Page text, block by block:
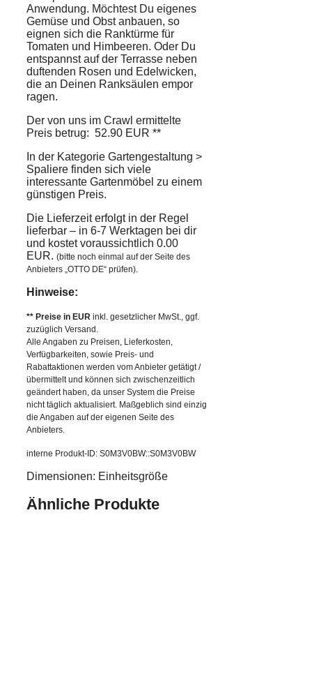
Anwendung. Möchtest Du eigenes
Gemüse und Obst anbauen, so
eignen sich die Ranktürme für
Tomaten und Himbeeren. Oder Du
entspannst auf der Terrasse neben
duftenden Rosen und Edelwicken,
die an Deinen Ranksäulen empor
ragen.
Der von uns im Crawl ermittelte
Preis betrug: 52.90 EUR **
In der Kategorie Gartengestaltung >
Spaliere finden sich viele
interessante Gartenmöbel zu einem
günstigen Preis.
Die Lieferzeit erfolgt in der Regel
lieferbar – in 6-7 Werktagen bei dir
und kostet voraussichtlich 0.00
EUR. (bitte noch einmal auf der Seite des
Anbieters „OTTO DE“ prüfen).
Hinweise:
** Preise in EUR inkl. gesetzlicher MwSt., ggf.
zuzüglich Versand.
Alle Angaben zu Preisen, Lieferkosten,
Verfügbarkeiten, sowie Preis- und
Rabattaktionen werden vom Anbieter getätigt /
übermittelt und können sich zwischenzeitlich
geändert haben, da unser System die Preise
nicht täglich aktualisiert. Maßgeblich sind einzig
die Angaben auf der eigenen Seite des
Anbieters.
interne Produkt-ID: S0M3V0BW::S0M3V0BW
Dimensionen: Einheitsgröße
Ähnliche Produkte